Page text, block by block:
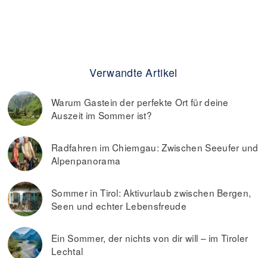
Verwandte Artikel
Warum Gastein der perfekte Ort für deine
Auszeit im Sommer ist?
Radfahren im Chiemgau: Zwischen Seeufer und
Alpenpanorama
Sommer in Tirol: Aktivurlaub zwischen Bergen,
Seen und echter Lebensfreude
Ein Sommer, der nichts von dir will – im Tiroler
Lechtal